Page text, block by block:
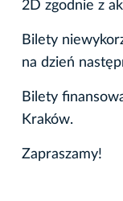
2D zgodnie z
Bilety
na dzień
Bilety
Kraków.
Zapraszamy!